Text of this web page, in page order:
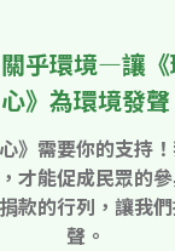
乎環境—讓《
心》為環境發聲
》需要你的支持
才能促成民眾的
款的行列，讓我
聲。